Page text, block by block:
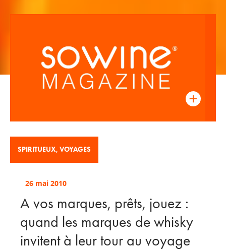
SPIRITUEUX, VOYAGES
26 mai 2010
A vos marques, prêts, jouez :
quand les marques de whisky
invitent à leur tour au voyage